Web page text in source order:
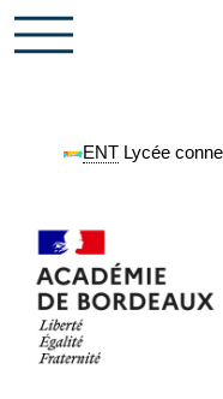
ENTLycée